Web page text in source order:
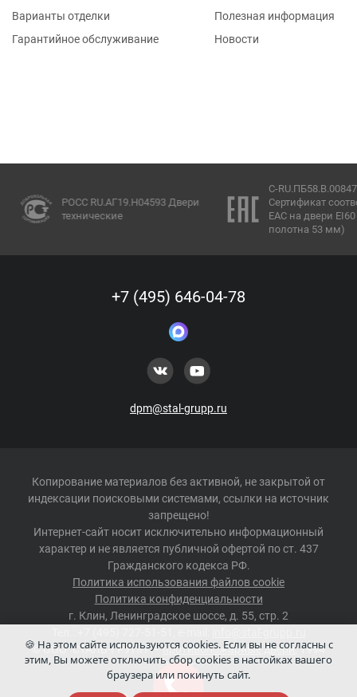
Варианты отделки
Гарантийное обслуживание
Полезная информация
Новости
РОСС RU.АГ19.Н04593 Двери
технические
C-RU.ПБ58.В.00847/
Сертификат
ЕАС на двери EI60
полотна 53 мм)
+7 (495) 646-04-78
dpm@stal-grupp.ru
Копирование материалов без активной, не закрытой от
индексации поисковыми системами, ссылки на источник
запрещено!
Интернет-сайт носит исключительно информационный
характер и не является публичной офертой по ст. 437
Гражданского кодекса РФ.
Политика использования файлов cookie
Политика конфиденциальности
г. Клин, Ленинградское шоссе, д. 55, стр. 2
©ООО "СТАЛЬ-ГРУПП"–противопожарные двери, 1994
-2026 г.
🍪 На этом сайте используются cookies. Если вы не согласны с
этим, Вы можете отключить сбор cookies в настойках вашего
браузера или покинуть сайт.